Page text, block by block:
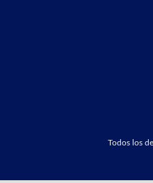
Todos los